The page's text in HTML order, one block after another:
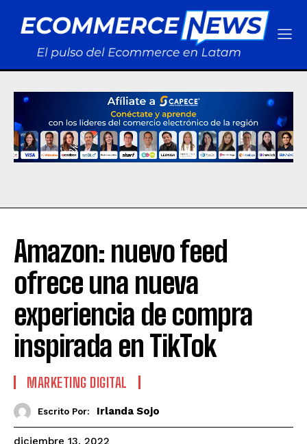
Amazon: nuevo feed
ofrece una nueva
experiencia de compra
inspirada en TikTok
MARKETING DIGITAL
Escrito Por: Irlanda Sojo
diciembre 13, 2022